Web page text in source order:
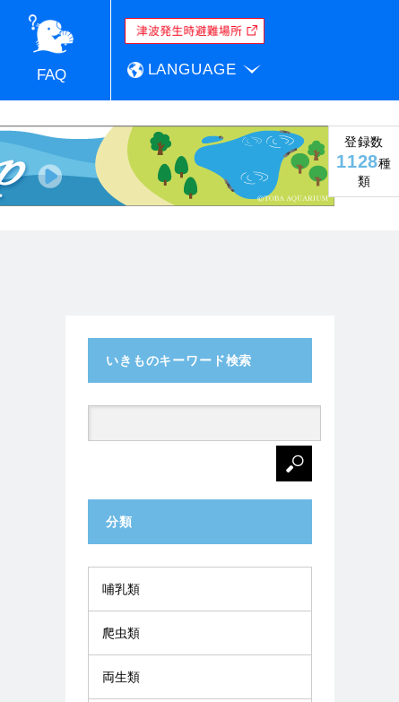
FAQ LANGUAGE
登録数
1128種
類
いきものキーワード検索
分類
哺乳類
爬虫類
両生類